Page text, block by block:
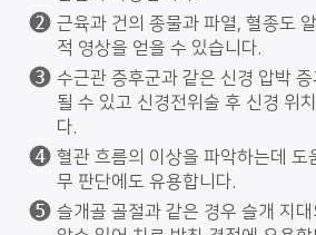
근육과 건의 종물과 파열, 혈종도
적 영상을 얻을 수 있습니다.
수근관 증후군과 같은 신경 압박 증
될 수 있고 신경전위술 후 신경 위
다.
혈관 흐름의 이상을 파악하는데 도
무 판단에도 유용합니다.
슬개골 골절과 같은 경우 슬개 지대